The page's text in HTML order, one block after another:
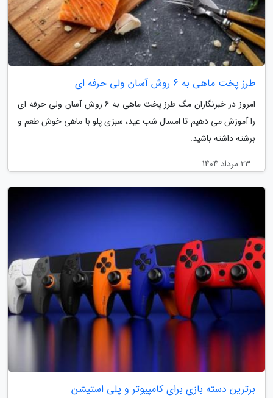
طرز پخت ماهی به 6 روش آسان ولی حرفه ای
امروز در خبرنگاران مگ طرز پخت ماهی به 6 روش آسان ولی حرفه ای
را آموزش می دهیم تا امسال شب عید، سبزی پلو با ماهی خوش طعم و
برشته داشته باشید.
23 مرداد 1404
برترین دسته بازی برای کامپیوتر و پلی استیشن